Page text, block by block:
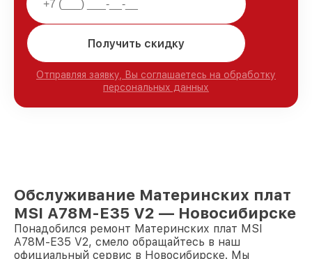
Получить скидку
Отправляя заявку, Вы соглашаетесь на обработку
персональных данных
Обслуживание Материнских плат
MSI A78M-E35 V2 — Новосибирске
Понадобился ремонт Материнских плат MSI
A78M-E35 V2, смело обращайтесь в наш
официальный сервис в Новосибирске. Мы